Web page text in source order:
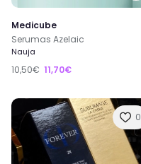
Medicube
Serumas Azelaic
Nauja
10,50€ 11,70€
0